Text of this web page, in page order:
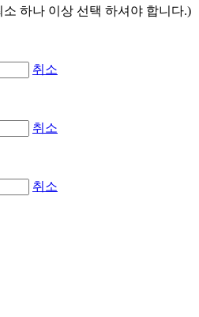
하나 이상 선택 하셔야 합니다.)
취소
취소
취소